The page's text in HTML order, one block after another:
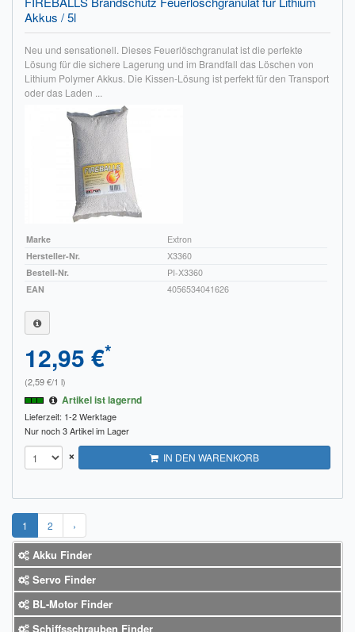
Akkus / 5l
Neu und sensationell. Dieses Feuerlöschgranulat ist die perfekte
Lösung für die sichere Lagerung und im Brandfall das Löschen von
Lithium Polymer Akkus. Die Kissen-Lösung ist perfekt für den Transport
oder das Laden ...
Marke
Extron
Hersteller-Nr.
X3360
Bestell-Nr.
PI-X3360
EAN
4056534041626
12,95 €*
(2,59 €/1 l)
Artikel ist lagernd
Lieferzeit: 1-2 Werktage
Nur noch 3 Artikel im Lager
× IN DEN WARENKORB
1 2 ›
Akku Finder
Servo Finder
BL-Motor Finder
Schiffsschrauben Finder